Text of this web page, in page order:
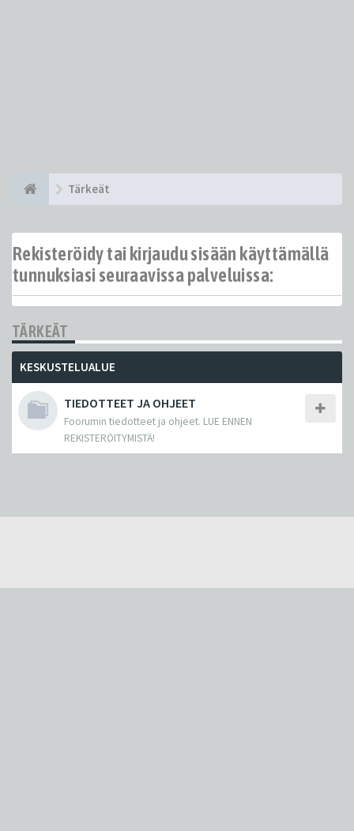
Tärkeät
Rekisteröidy tai kirjaudu sisään käyttämällä
tunnuksiasi seuraavissa palveluissa:
TÄRKEÄT
KESKUSTELUALUE
TIEDOTTEET JA OHJEET
Foorumin tiedotteet ja ohjeet. LUE ENNEN
REKISTERÖITYMISTÄ!